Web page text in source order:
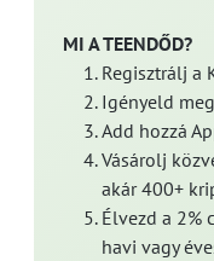
MI A TEENDŐD?
Regisztrálj a
Igényeld
Add hozzá
Vásárolj
akár 400+
Élvezd a 2%
havi vagy